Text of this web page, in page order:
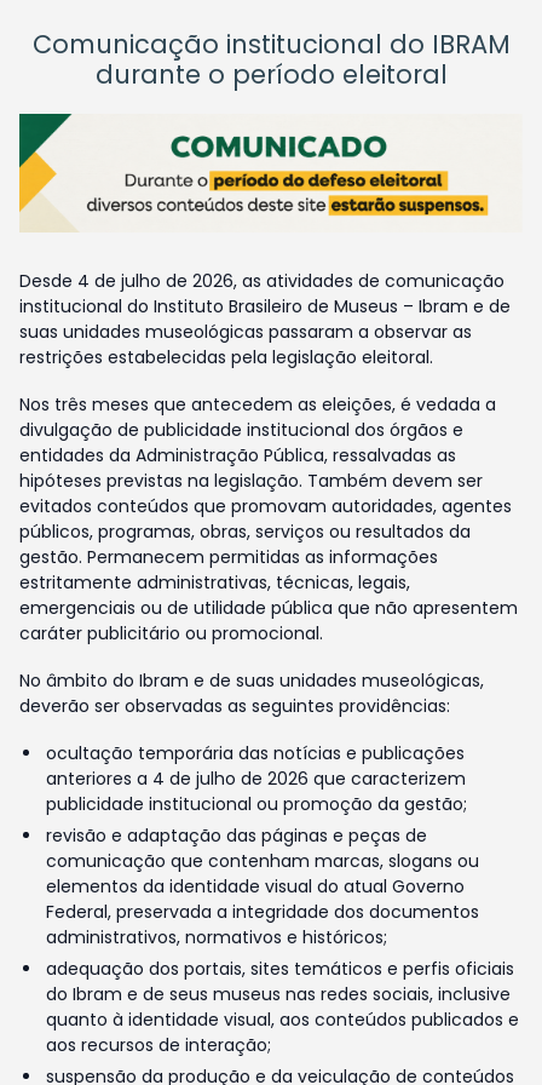
Comunicação institucional do IBRAM
durante o período eleitoral
Desde 4 de julho de 2026, as atividades de comunicação
institucional do Instituto Brasileiro de Museus – Ibram e de
suas unidades museológicas passaram a observar as
restrições estabelecidas pela legislação eleitoral.
Nos três meses que antecedem as eleições, é vedada a
divulgação de publicidade institucional dos órgãos e
entidades da Administração Pública, ressalvadas as
hipóteses previstas na legislação. Também devem ser
evitados conteúdos que promovam autoridades, agentes
públicos, programas, obras, serviços ou resultados da
gestão. Permanecem permitidas as informações
estritamente administrativas, técnicas, legais,
emergenciais ou de utilidade pública que não apresentem
caráter publicitário ou promocional.
No âmbito do Ibram e de suas unidades museológicas,
deverão ser observadas as seguintes providências:
ocultação temporária das notícias e publicações
anteriores a 4 de julho de 2026 que caracterizem
publicidade institucional ou promoção da gestão;
revisão e adaptação das páginas e peças de
comunicação que contenham marcas, slogans ou
elementos da identidade visual do atual Governo
Federal, preservada a integridade dos documentos
administrativos, normativos e históricos;
adequação dos portais, sites temáticos e perfis oficiais
do Ibram e de seus museus nas redes sociais, inclusive
quanto à identidade visual, aos conteúdos publicados e
aos recursos de interação;
suspensão da produção e da veiculação de conteúdos